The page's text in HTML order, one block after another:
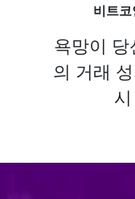
비트
욕망이 당
의 거래